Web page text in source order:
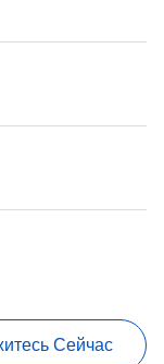
Сейчас